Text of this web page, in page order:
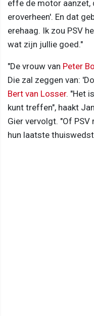
effe de motor aanzet,
eroverheen'. En dat
erehaag. Ik zou PSV
wat zijn jullie goed."
"De vrouw van Peter
Die zal zeggen van:
Bert van Losser. "Het
kunt treffen", haakt
Gier vervolgt. "Of
hun laatste